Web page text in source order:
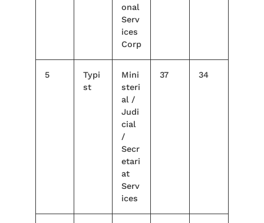
onal
Serv
ices
Corp
5
Typi
st
Mini
steri
al /
Judi
cial
/
Secr
etari
at
Serv
ices
37 34